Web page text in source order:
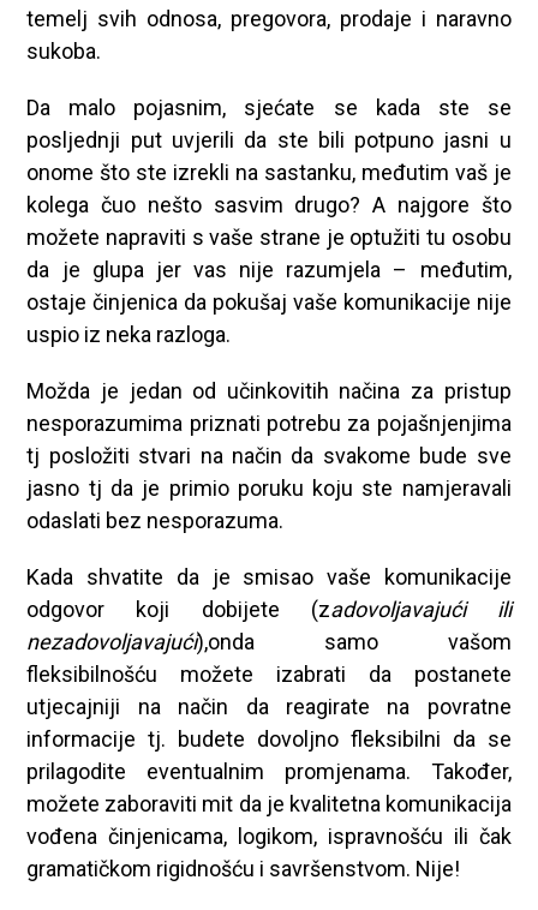
temelj svih odnosa, pregovora, prodaje i naravno
sukoba.
Da malo pojasnim, sjećate se kada ste se
posljednji put uvjerili da ste bili potpuno jasni u
onome što ste izrekli na sastanku, međutim vaš je
kolega čuo nešto sasvim drugo? A najgore što
možete napraviti s vaše strane je optužiti tu osobu
da je glupa jer vas nije razumjela – međutim,
ostaje činjenica da pokušaj vaše komunikacije nije
uspio iz neka razloga.
Možda je jedan od učinkovitih načina za pristup
nesporazumima priznati potrebu za pojašnjenjima
tj posložiti stvari na način da svakome bude sve
jasno tj da je primio poruku koju ste namjeravali
odaslati bez nesporazuma.
Kada shvatite da je smisao vaše komunikacije
odgovor koji dobijete (zadovoljavajući ili
nezadovoljavajući),onda samo vašom
fleksibilnošću možete izabrati da postanete
utjecajniji na način da reagirate na povratne
informacije tj. budete dovoljno fleksibilni da se
prilagodite eventualnim promjenama. Također,
možete zaboraviti mit da je kvalitetna komunikacija
vođena činjenicama, logikom, ispravnošću ili čak
gramatičkom rigidnošću i savršenstvom. Nije!